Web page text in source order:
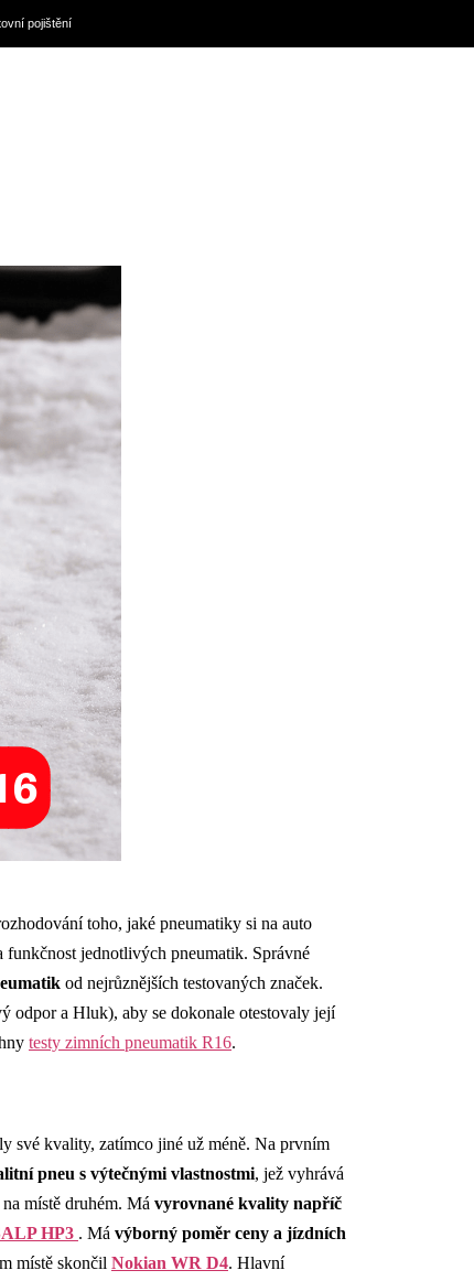
pojištění
toho, jaké pneumatiky si na auto
funkčnost jednotlivých pneumatik. Správné
od nejrůznějších testovaných značek.
odpor a Hluk), aby se dokonale otestovaly její
testy zimních pneumatik R16.
své kvality, zatímco jiné už méně. Na prvním
pneu s výtečnými vlastnostmi, jež vyhrává
místě druhém. Má vyrovnané kvality napříč
HP3 . Má výborný poměr ceny a jízdních
místě skončil Nokian WR D4. Hlavní